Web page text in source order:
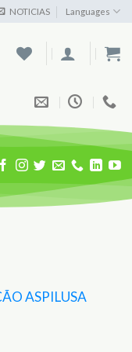
NOTICIAS Languages
ASPILUSA